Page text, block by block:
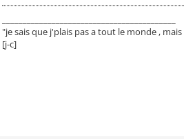
"je sais que j'plais pas a tout le monde ,
[j-c]